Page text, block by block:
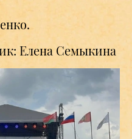
Елена Семыкина